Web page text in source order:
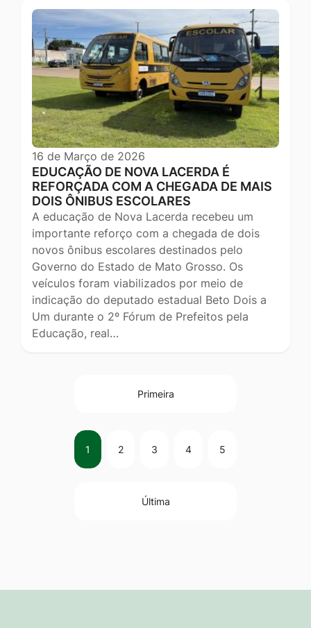
16 de Março de 2026
EDUCAÇÃO DE NOVA LACERDA É
REFORÇADA COM A CHEGADA DE MAIS
DOIS ÔNIBUS ESCOLARES
A educação de Nova Lacerda recebeu um
importante reforço com a chegada de dois
novos ônibus escolares destinados pelo
Governo do Estado de Mato Grosso. Os
veículos foram viabilizados por meio de
indicação do deputado estadual Beto Dois a
Um durante o 2º Fórum de Prefeitos pela
Educação, real…
Primeira
1 2 3 4 5
Última